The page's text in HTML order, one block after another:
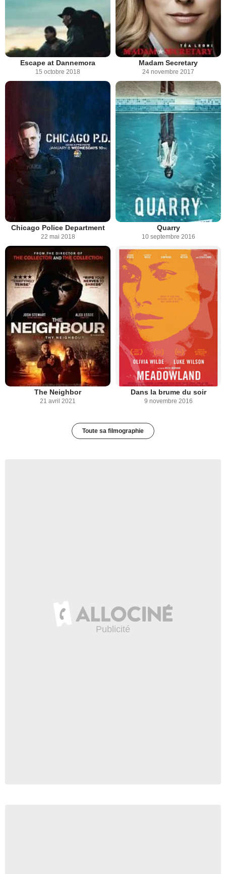
Escape at Dannemora
15 octobre 2018
Madam Secretary
24 novembre 2017
Chicago Police Department
22 mai 2018
Quarry
10 septembre 2016
The Neighbor
21 avril 2021
Dans la brume du soir
9 novembre 2016
Toute sa filmographie